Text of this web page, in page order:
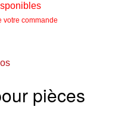
votre commande
pièces